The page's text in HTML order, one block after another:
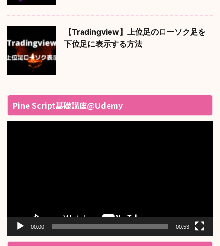
【Tradingview】上位足のローソク足を
下位足に表示する方法
Pine Script基礎講座@Udemy
00:00 00:53